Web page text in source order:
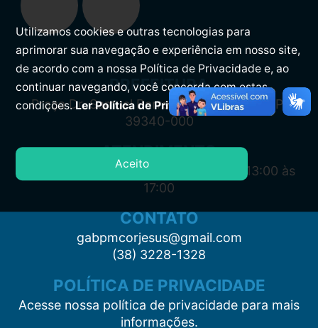
PREFEITURA
Praça Dr. Samuel Barreto, s/n, Centro CEP:
39340-000
ATENDIMENTO
Segunda à Sexta: 7:00 às 11:00 e das 13:00 às
17:00
CONTATO
gabpmcorjesus@gmail.com
(38) 3228-1328
POLÍTICA DE PRIVACIDADE
Acesse nossa política de privacidade para mais
informações.
Utilizamos cookies e outras tecnologias para
aprimorar sua navegação e experiência em nosso site,
de acordo com a nossa Política de Privacidade e, ao
continuar navegando, você concorda com estas
condições.Ler Política de Privacidade.
Aceito